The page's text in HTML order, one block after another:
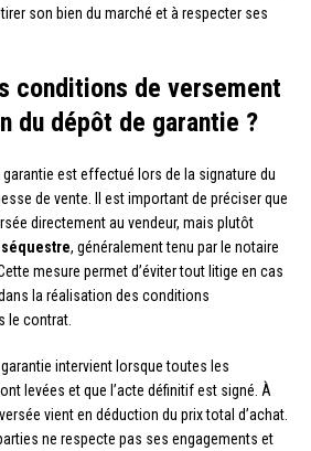
son bien du marché et à respecter ses
conditions de versement
du dépôt de garantie ?
garantie est effectué lors de la signature du
de vente. Il est important de préciser que
directement au vendeur, mais plutôt
, généralement tenu par le notaire
mesure permet d’éviter tout litige en cas
la réalisation des conditions
le contrat.
intervient lorsque toutes les
levées et que l’acte définitif est signé. À
vient en déduction du prix total d’achat.
ne respecte pas ses engagements et